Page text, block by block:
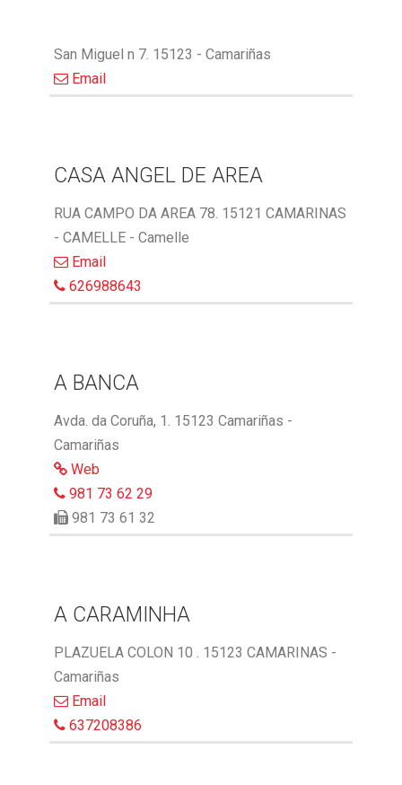
San Miguel n 7. 15123 - Camariñas
Email
CASA ANGEL DE AREA
RUA CAMPO DA AREA 78. 15121 CAMARINAS
- CAMELLE - Camelle
Email
626988643
A BANCA
Avda. da Coruña, 1. 15123 Camariñas -
Camariñas
Web
981 73 62 29
981 73 61 32
A CARAMINHA
PLAZUELA COLON 10 . 15123 CAMARINAS -
Camariñas
Email
637208386